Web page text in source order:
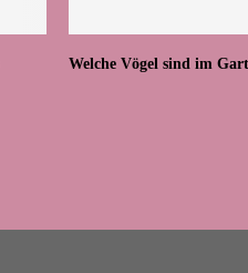
Welche Vögel sind im